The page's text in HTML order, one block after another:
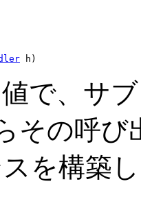
h)
で、サ
その呼
を構築